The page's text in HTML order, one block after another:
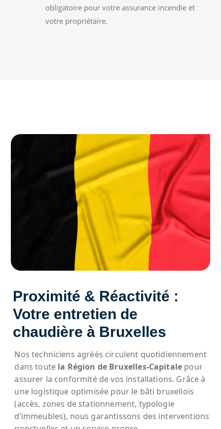
obligatoire pour votre assurance incendie et
votre propriétaire.
Proximité & Réactivité :
Votre entretien de
chaudière à Bruxelles
Nos techniciens agréés circulent quotidiennement
dans toute la Région de Bruxelles-Capitale pour
assurer la conformité de vos installations. Grâce à
une logistique optimisée pour le bâti bruxellois
(accès, zones de stationnement, typologie
d’immeubles), nous garantissons des interventions